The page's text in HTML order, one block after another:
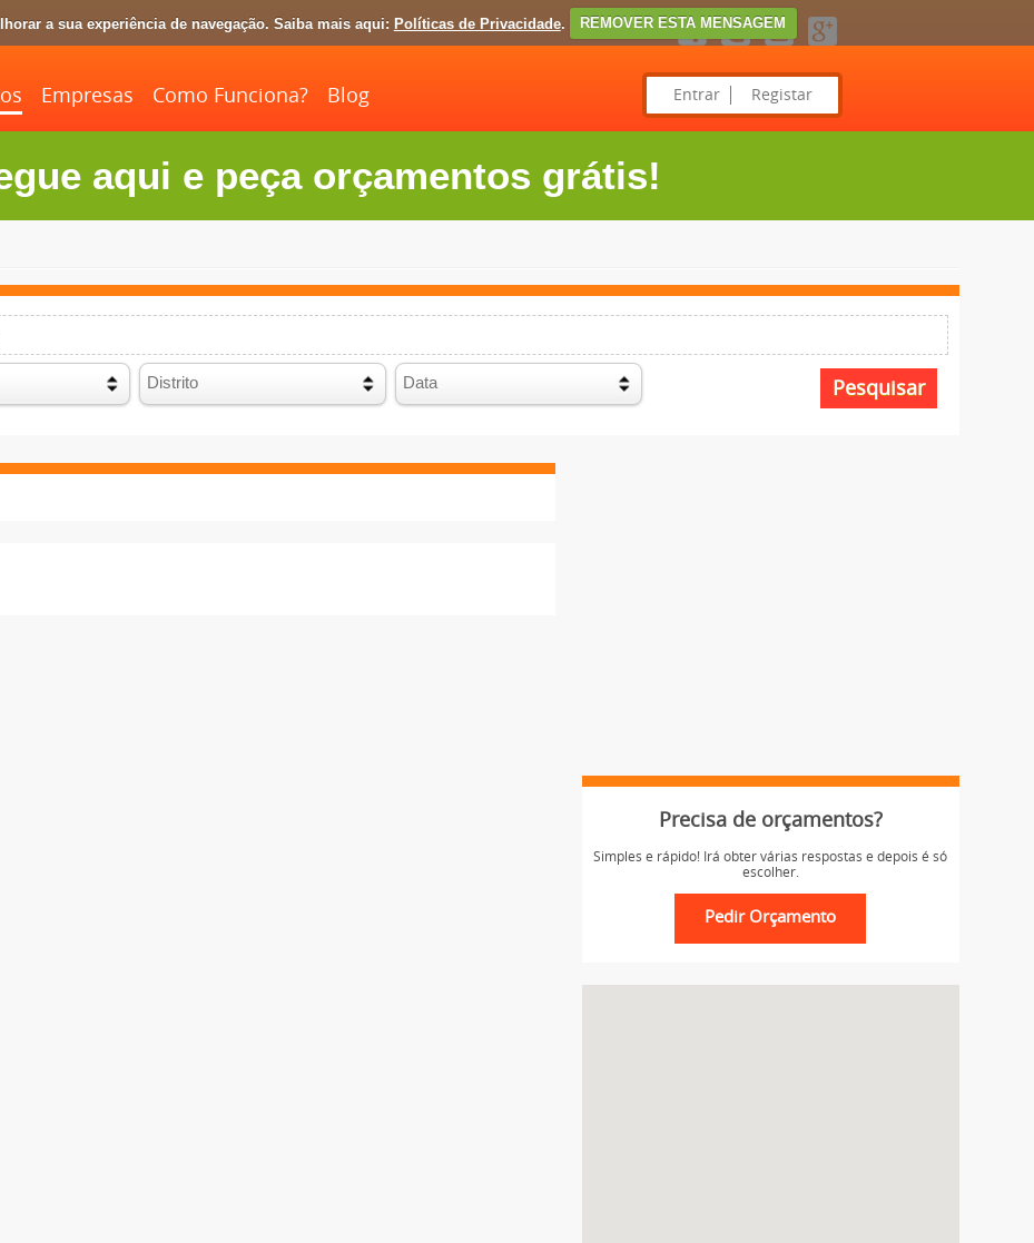
a sua experiência de navegação. Saiba mais aqui: Políticas de Privacidade. REMOVER ESTA MENSAGEM
Empresas Como Funciona? Blog Entrar Registar
aqui e peça orçamentos grátis!
Precisa de orçamentos?
Simples e rápido! Irá obter várias respostas e depois é só
escolher.